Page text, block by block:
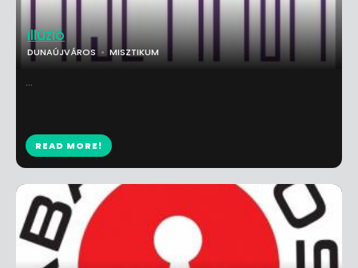
Illúzió
DUNAÚJVÁROS MISZTIKUM
...
READ MORE!